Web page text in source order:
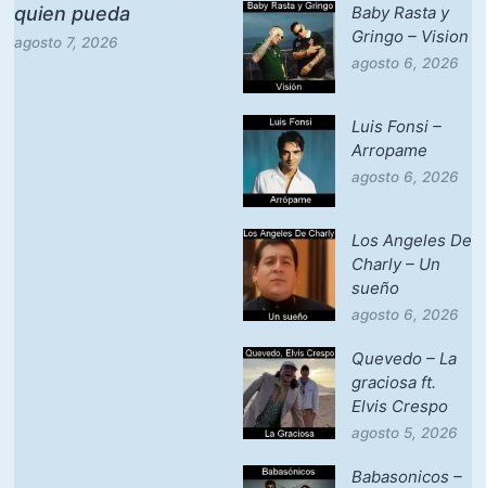
quien pueda
agosto 7, 2026
Baby Rasta y
Gringo – Vision
agosto 6, 2026
Luis Fonsi –
Arropame
agosto 6, 2026
Los Angeles De
Charly – Un
sueño
agosto 6, 2026
Quevedo – La
graciosa ft.
Elvis Crespo
agosto 5, 2026
Babasonicos –